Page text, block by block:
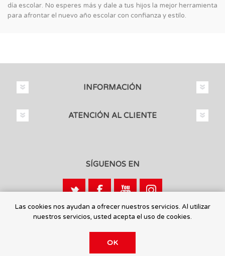
día escolar. No esperes más y dale a tus hijos la mejor herramienta
para afrontar el nuevo año escolar con confianza y estilo.
INFORMACIÓN
ATENCIÓN AL CLIENTE
SÍGUENOS EN
Calle León, 1 - 03440 Ibi, Alicante
Las cookies nos ayudan a ofrecer nuestros servicios. Al utilizar
nuestros servicios, usted acepta el uso de cookies.
OK